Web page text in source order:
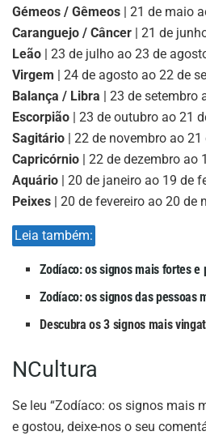
Gémeos / Gêmeos | 21 de maio
Caranguejo / Câncer | 21 de
Leão | 23 de julho ao 23 de
Virgem | 24 de agosto ao 22 de
Balança / Libra | 23 de setembro
Escorpião | 23 de outubro ao 21
Sagitário | 22 de novembro ao 21
Capricórnio | 22 de dezembro ao
Aquário | 20 de janeiro ao 19 de
Peixes | 20 de fevereiro ao 20 de
Leia também:
Zodíaco: os signos mais fortes e
Zodíaco: os signos das pessoas
Descubra os 3 signos mais
NCultura
Se leu “Zodíaco: os signos mais
e gostou, deixe-nos o seu